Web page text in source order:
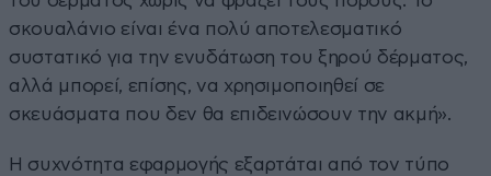
σκουαλάνιο είναι ένα πολύ αποτελεσματικό
συστατικό για την ενυδάτωση του ξηρού δέρματος,
αλλά μπορεί, επίσης, να χρησιμοποιηθεί σε
σκευάσματα που δεν θα επιδεινώσουν την ακμή».
Η συχνότητα εφαρμογής εξαρτάται από τον τύπο